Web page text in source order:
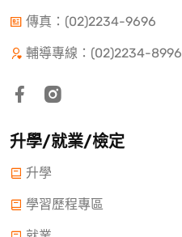
傳真：(02)2234-9696
輔導專線：(02)2234-8996
升學/就業/檢定
升學
學習歷程專區